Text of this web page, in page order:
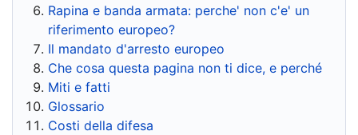
Rapina e banda armata: perche' non c'e' un
riferimento europeo?
Il mandato d'arresto europeo
Che cosa questa pagina non ti dice, e perché
Miti e fatti
Glossario
Costi della difesa